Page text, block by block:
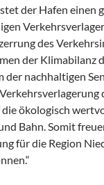
der Hafen einen
des
der Klimabilanz
der nachhaltigen
ökologisch
Bahn. Somit
für die Region